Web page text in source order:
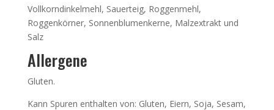
Vollkorndinkelmehl, Sauerteig, Roggenmehl,
Roggenkörner, Sonnenblumenkerne, Malzextrakt und
Salz
Allergene
Gluten.
Kann Spuren enthalten von: Gluten, Eiern, Soja, Sesam,